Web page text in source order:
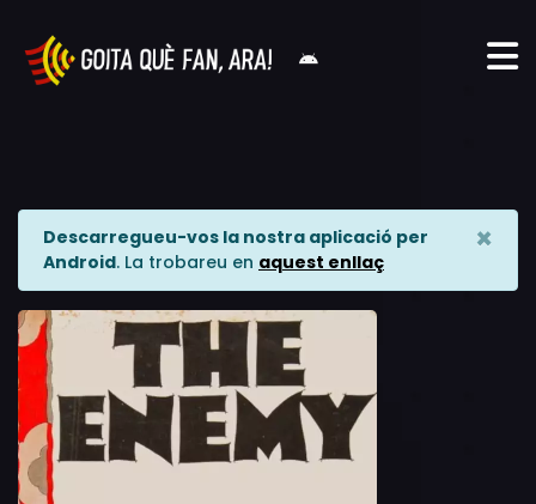
Descarregueu-vos la nostra aplicació per
Android. La trobareu en aquest enllaç
×